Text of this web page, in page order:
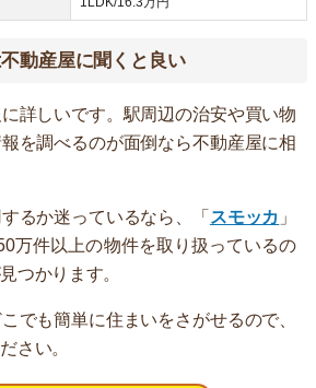
動産屋に聞くと良い
詳しいです。駅周辺の治安や買い物
を調べるのが面倒なら不動産屋に相
るか迷っているなら、「 スモッカ 」
万件以上の物件を取り扱っているの
つかります。
でも簡単に住まいをさがせるので、
さい。